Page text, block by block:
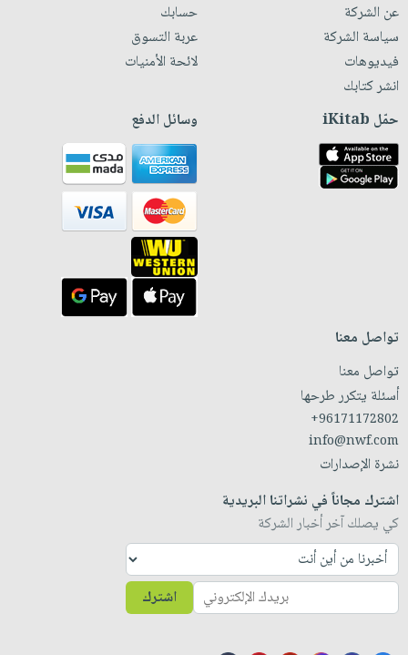
عن الشركة
سياسة الشركة
فيديوهات
انشر كتابك
حسابك
عربة التسوق
لائحة الأمنيات
حمّل iKitab وسائل الدفع
تواصل معنا
تواصل معنا
أسئلة يتكرر طرحها
+96171172802
info@nwf.com
نشرة الإصدارات
اشترك مجاناً في نشراتنا البريدية
كي يصلك آخر أخبار الشركة
اشترك